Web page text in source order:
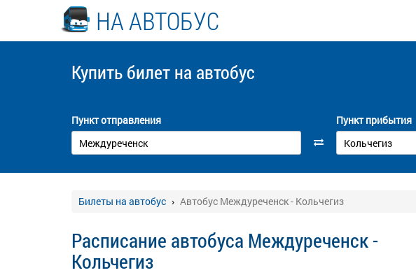
НА АВТОБУС
Купить билет на автобус
Пункт отправления Пункт прибытия
Билеты на автобус Автобус Междуреченск - Кольчегиз
Расписание автобуса Междуреченск -
Кольчегиз